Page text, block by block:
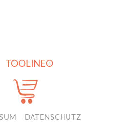
DATENSCHUTZ